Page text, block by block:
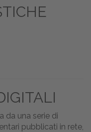
da una serie di
pubblicati in rete,